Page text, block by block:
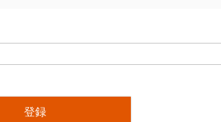
登録